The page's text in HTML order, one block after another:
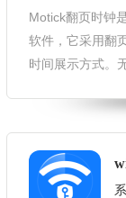
Motick翻页时钟
软件，它采用翻
时间展示方式。
用户的注意。
果：Mot